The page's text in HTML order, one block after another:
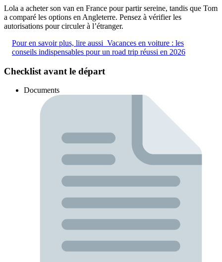
Lola a acheter son van en France pour partir sereine, tandis que Tom
a comparé les options en Angleterre. Pensez à vérifier les
autorisations pour circuler à l’étranger.
Pour en savoir plus, lire aussi Vacances en voiture : les
conseils indispensables pour un road trip réussi en 2026
Checklist avant le départ
Documents